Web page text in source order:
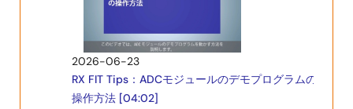
2026-06-23
RX FIT Tips：ADCモジュールのデモプログラムの
操作方法 [04:02]